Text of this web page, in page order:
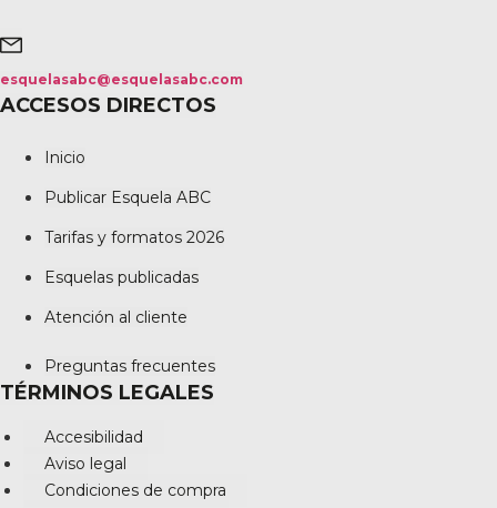
esquelasabc@esquelasabc.com
ACCESOS DIRECTOS
Inicio
Publicar Esquela ABC
Tarifas y formatos 2026
Esquelas publicadas
Atención al cliente
Preguntas frecuentes
TÉRMINOS LEGALES
Accesibilidad
Aviso legal
Condiciones de compra